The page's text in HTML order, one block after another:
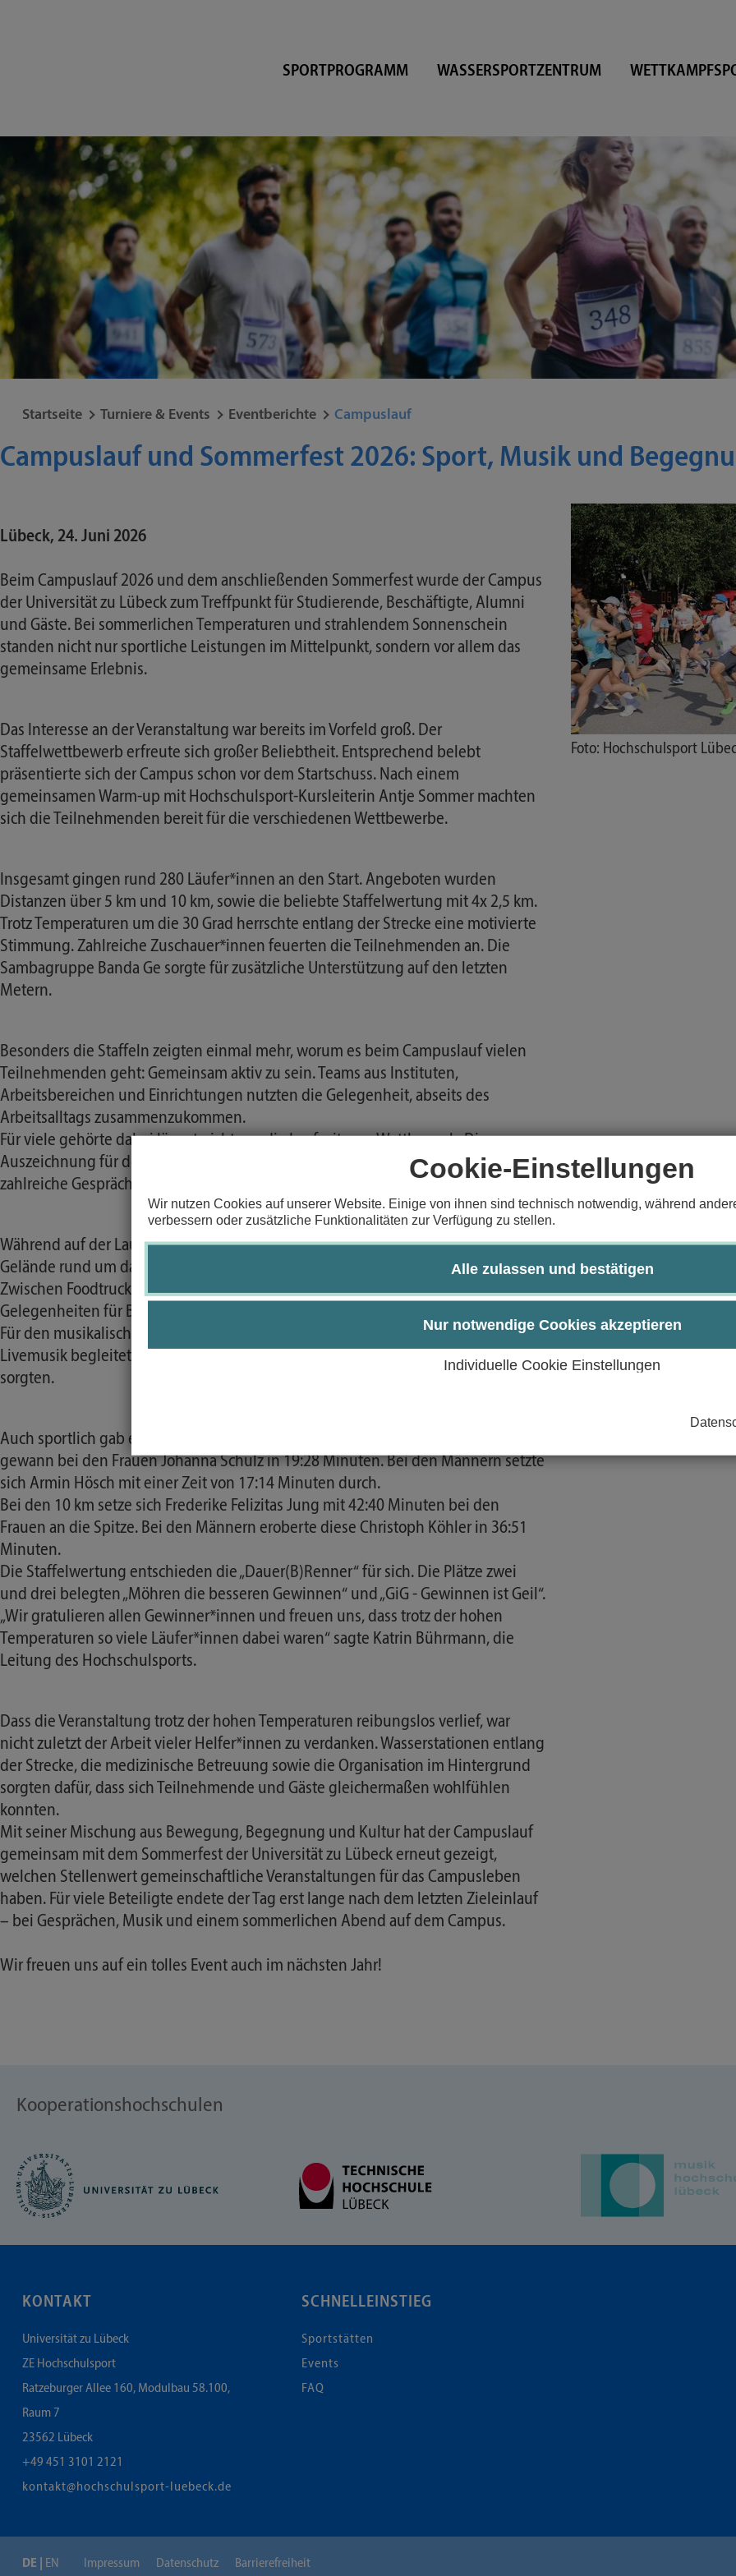
Cookie-Einstellungen
Wir nutzen Cookies auf unserer Website. Einige von ihnen sind technisch notwendig, während
verbessern oder zusätzliche Funktionalitäten zur Verfügung zu stellen.
Alle zulassen und bestätigen
Nur notwendige Cookies akzeptieren
Individuelle Cookie Einstellungen
SPORTPROGRAMM
STUDENT-NATUREBOOST
KURSBUCHUNG
EXKURSIONEN
GESUNDHEITSFÖRDERUNG
WASSERSPORTZENTRUM
SPORTARTEN
ARCHIV
SPITZENSPORT
Startseite Turniere & Events Eventberichte Campuslauf
Campuslauf und Sommerfest 2026: Sport, Musik und
Foto: Hochschulsport
Lübeck, 24. Juni 2026
Beim Campuslauf 2026 und dem anschließenden Sommerfest wurde der Campus
der Universität zu Lübeck zum Treffpunkt für Studierende, Beschäftigte, Alumni
und Gäste. Bei sommerlichen Temperaturen und strahlendem Sonnenschein
standen nicht nur sportliche Leistungen im Mittelpunkt, sondern vor allem das
gemeinsame Erlebnis.
Das Interesse an der Veranstaltung war bereits im Vorfeld groß. Der
Staffelwettbewerb erfreute sich großer Beliebtheit. Entsprechend belebt
präsentierte sich der Campus schon vor dem Startschuss. Nach einem
gemeinsamen Warm-up mit Hochschulsport-Kursleiterin Antje Sommer machten
sich die Teilnehmenden bereit für die verschiedenen Wettbewerbe.
Insgesamt gingen rund 280 Läufer*innen an den Start. Angeboten wurden
Distanzen über 5 km und 10 km, sowie die beliebte Staffelwertung mit 4x 2,5 km.
Trotz Temperaturen um die 30 Grad herrschte entlang der Strecke eine motivierte
Stimmung. Zahlreiche Zuschauer*innen feuerten die Teilnehmenden an. Die
Sambagruppe Banda Ge sorgte für zusätzliche Unterstützung auf den letzten
Metern.
Besonders die Staffeln zeigten einmal mehr, worum es beim Campuslauf vielen
Teilnehmenden geht: Gemeinsam aktiv zu sein. Teams aus Instituten,
Arbeitsbereichen und Einrichtungen nutzten die Gelegenheit, abseits des
Arbeitsalltags zusammenzukommen.
Für viele gehörte dabei längst nicht nur die Laufzeit zum Wettbewerb. Die
Auszeichnung für den kreativsten Staffelstab sorgte auch in diesem Jahr für
zahlreiche Gespräche und einige Schmunzler am Streckenrand.
Während auf der Laufstrecke um Sekunden gekämpft wurde, füllte sich das
Gelände rund um das Sommerfest.
Zwischen Foodtrucks, Aktionsständen und Sitzgelegenheiten entstanden viele
Gelegenheiten für Begegnungen und Gespräche.
Für den musikalischen Rahmen sorgten die „Questionnaires“, die den Abend mit
Livemusik begleiteten und für eine entspannte Atmosphäre auf dem Campus
sorgten.
Auch sportlich gab es bemerkenswerte Leistungen. Über die Distanz von 5 km
gewann bei den Frauen Johanna Schulz in 19:28 Minuten. Bei den Männern setzte
sich Armin Hösch mit einer Zeit von 17:14 Minuten durch.
Bei den 10 km setze sich Frederike Felizitas Jung mit 42:40 Minuten bei den
Frauen an die Spitze. Bei den Männern eroberte diese Christoph Köhler in 36:51
Minuten.
Die Staffelwertung entschieden die „Dauer(B)Renner“ für sich. Die Plätze zwei
und drei belegten „Möhren die besseren Gewinnen“ und „GiG - Gewinnen ist Geil“.
„Wir gratulieren allen Gewinner*innen und freuen uns, dass trotz der hohen
Temperaturen so viele Läufer*innen dabei waren“ sagte Katrin Bührmann, die
Leitung des Hochschulsports.
Dass die Veranstaltung trotz der hohen Temperaturen reibungslos verlief, war
nicht zuletzt der Arbeit vieler Helfer*innen zu verdanken. Wasserstationen entlang
der Strecke, die medizinische Betreuung sowie die Organisation im Hintergrund
sorgten dafür, dass sich Teilnehmende und Gäste gleichermaßen wohlfühlen
konnten.
Mit seiner Mischung aus Bewegung, Begegnung und Kultur hat der Campuslauf
gemeinsam mit dem Sommerfest der Universität zu Lübeck erneut gezeigt,
welchen Stellenwert gemeinschaftliche Veranstaltungen für das Campusleben
haben. Für viele Beteiligte endete der Tag erst lange nach dem letzten Zieleinlauf
– bei Gesprächen, Musik und einem sommerlichen Abend auf dem Campus.
Wir freuen uns auf ein tolles Event auch im nächsten Jahr!
Kooperationshochschulen
KONTAKT
Universität zu Lübeck
ZE Hochschulsport
Ratzeburger Allee 160, Modulbau 58.100,
Raum 7
23562 Lübeck
+49 451 3101 2121
kontakt@hochschulsport-luebeck.de
SCHNELLEINSTIEG
Sportstätten
Events
FAQ
DE EN Impressum Datenschutz Barrierefreiheit